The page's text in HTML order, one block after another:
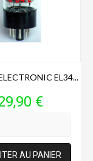
EL34...
€
AU PANIER